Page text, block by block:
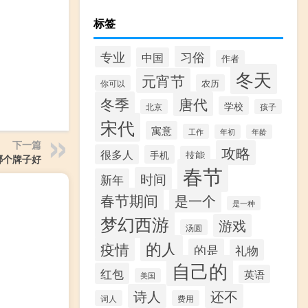
下一篇
牌子好
标签
专业 中国 习俗 作者
你可以 元宵节 农历 冬天
冬季 北京 唐代 学校 孩子
宋代 寓意 工作 年初 年龄
很多人 手机 技能 攻略
新年 时间 春节
春节期间 是一个 是一种
梦幻西游 汤圆 游戏
疫情 的人 的是
礼物
红包
美国 自己的 英语
词人 诗人 费用 还不